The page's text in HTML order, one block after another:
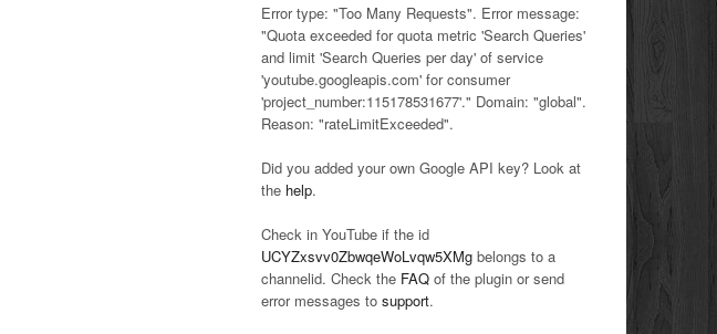
Error type: "Too Many Requests". Error message:
"Quota exceeded for quota metric 'Search Queries'
and limit 'Search Queries per day' of service
'youtube.googleapis.com' for consumer
'project_number:115178531677'." Domain: "global".
Reason: "rateLimitExceeded".
Did you added your own Google API key? Look at
the help.
Check in YouTube if the id
UCYZxsvv0ZbwqeWoLvqw5XMg belongs to a
channelid. Check the FAQ of the plugin or send
error messages to support.